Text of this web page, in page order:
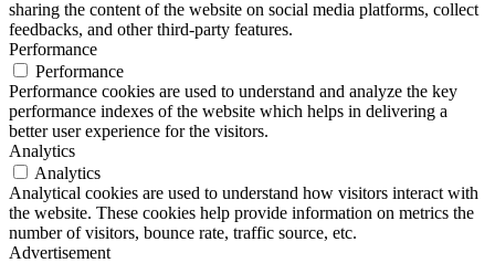
sharing the content of the website on social media platforms, collect
feedbacks, and other third-party features.
Performance
Performance
Performance cookies are used to understand and analyze the key
performance indexes of the website which helps in delivering a
better user experience for the visitors.
Analytics
Analytics
Analytical cookies are used to understand how visitors interact with
the website. These cookies help provide information on metrics the
number of visitors, bounce rate, traffic source, etc.
Advertisement